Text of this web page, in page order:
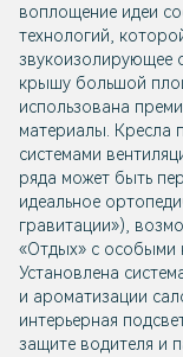
воплощение идеи
технологий,
звукоизолирующее
крышу большой
использована
материалы. Кресла
системами
ряда может быть
идеальное
гравитации»),
«Отдых» с особыми
Установлена
и ароматизации
интерьерная
защите водителя и